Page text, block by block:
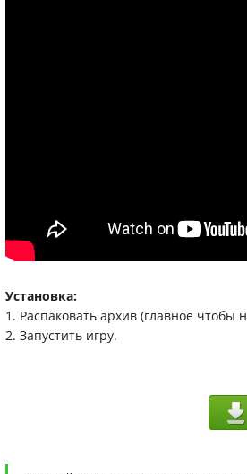
Установка:
1. Распаковать архив (главное
2. Запустить игру.